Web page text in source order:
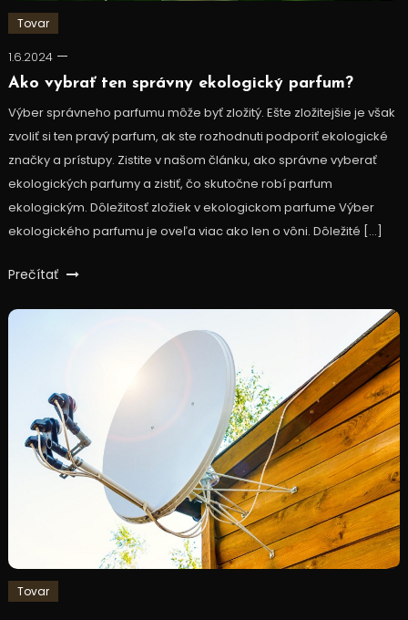
Tovar
1.6.2024
Ako vybrať ten správny ekologický parfum?
Výber správneho parfumu môže byť zložitý. Ešte zložitejšie je však
zvoliť si ten pravý parfum, ak ste rozhodnuti podporiť ekologické
značky a prístupy. Zistite v našom článku, ako správne vyberať
ekologických parfumy a zistiť, čo skutočne robí parfum
ekologickým. Dôležitosť zložiek v ekologickom parfume Výber
ekologického parfumu je oveľa viac ako len o vôni. Dôležité […]
Prečítať
Tovar